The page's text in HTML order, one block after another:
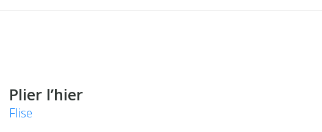
Plier l’hier
Flise